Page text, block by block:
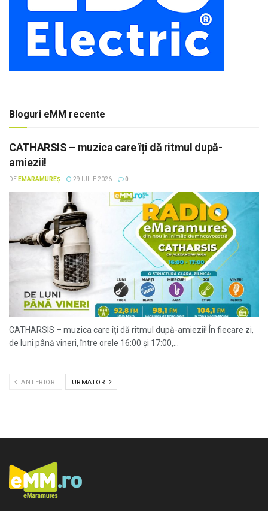
Bloguri eMM recente
CATHARSIS – muzica care îți dă ritmul după-
amiezii!
DE EMARAMUREȘ 29 IULIE 2026 0
CATHARSIS – muzica care îți dă ritmul după-amiezii! În fiecare zi,
de luni până vineri, între orele 16:00 și 17:00,...
ANTERIOR URMATOR